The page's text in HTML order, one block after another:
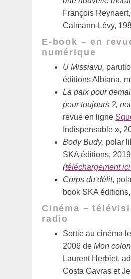
François
Calmann-Lévy,
E-book – en
numérique
U Missiavu,
éditions Albiana,
La paix pour
pour toujours ?,
revue en ligne
Indispensable »,
Body Budy, polar
SKA éditions, 2019
(téléchargement ici
Corps du délit,
book SKA
Cinéma –
radio
Sortie au cinéma
2006 de Mon
Laurent Herbiet,
Costa Gavras et